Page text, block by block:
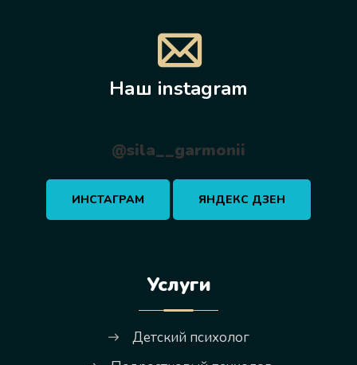
Наш instagram
@sila__garmonii
ИНСТАГРАМ ЯНДЕКС ДЗЕН
Услуги
Детский психолог